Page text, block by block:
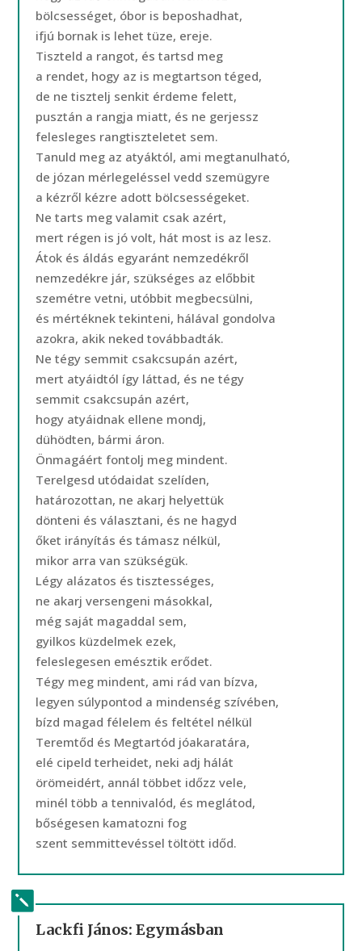
bölcsességet, óbor is beposhadhat,
ifjú bornak is lehet tüze, ereje.
Tiszteld a rangot, és tartsd meg
a rendet, hogy az is megtartson téged,
de ne tisztelj senkit érdeme felett,
pusztán a rangja miatt, és ne gerjessz
felesleges rangtiszteletet sem.
Tanuld meg az atyáktól, ami megtanulható,
de józan mérlegeléssel vedd szemügyre
a kézről kézre adott bölcsességeket.
Ne tarts meg valamit csak azért,
mert régen is jó volt, hát most is az lesz.
Átok és áldás egyaránt nemzedékről
nemzedékre jár, szükséges az előbbit
szemétre vetni, utóbbit megbecsülni,
és mértéknek tekinteni, hálával gondolva
azokra, akik neked továbbadták.
Ne tégy semmit csakcsupán azért,
mert atyáidtól így láttad, és ne tégy
semmit csakcsupán azért,
hogy atyáidnak ellene mondj,
dühödten, bármi áron.
Önmagáért fontolj meg mindent.
Terelgesd utódaidat szelíden,
határozottan, ne akarj helyettük
dönteni és választani, és ne hagyd
őket irányítás és támasz nélkül,
mikor arra van szükségük.
Légy alázatos és tisztességes,
ne akarj versengeni másokkal,
még saját magaddal sem,
gyilkos küzdelmek ezek,
feleslegesen emésztik erődet.
Tégy meg mindent, ami rád van bízva,
legyen súlypontod a mindenség szívében,
bízd magad félelem és feltétel nélkül
Teremtőd és Megtartód jóakaratára,
elé cipeld terheidet, neki adj hálát
örömeidért, annál többet időzz vele,
minél több a tennivalód, és meglátod,
bőségesen kamatozni fog
szent semmittevéssel töltött időd.
Lackfi János: Egymásban